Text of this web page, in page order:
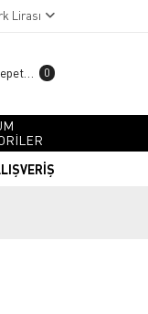
Lirası
Sepetim 0